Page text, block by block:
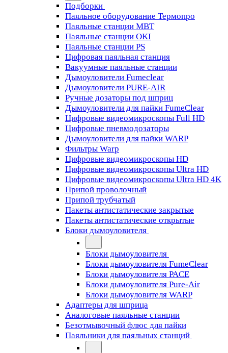
Подборки
Паяльное оборудование Термопро
Паяльные станции MBT
Паяльные станции OKI
Паяльные станции PS
Цифровая паяльная станция
Вакуумные паяльные станции
Дымоуловители Fumeclear
Дымоуловители PURE-AIR
Ручные дозаторы под шприц
Дымоуловители для пайки FumeClear
Цифровые видеомикроскопы Full HD
Цифровые пневмодозаторы
Дымоуловители для пайки WARP
Фильтры Warp
Цифровые видеомикроскопы HD
Цифровые видеомикроскопы Ultra HD
Цифровые видеомикроскопы Ultra HD 4K
Припой проволочный
Припой трубчатый
Пакеты антистатические закрытые
Пакеты антистатические открытые
Блоки дымоуловителя
Блоки дымоуловителя
Блоки дымоуловителя FumeClear
Блоки дымоуловителя PACE
Блоки дымоуловителя Pure-Air
Блоки дымоуловителя WARP
Адаптеры для шприца
Аналоговые паяльные станции
Безотмывочный флюс для пайки
Паяльники для паяльных станций